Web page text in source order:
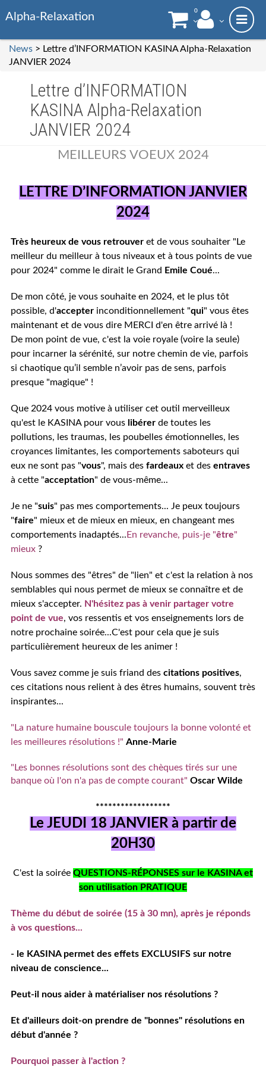
Alpha-Relaxation 0
News > Lettre d’INFORMATION KASINA Alpha-Relaxation
JANVIER 2024
Lettre d’INFORMATION
KASINA Alpha-Relaxation
JANVIER 2024
MEILLEURS VOEUX 2024
LETTRE D’INFORMATION JANVIER
2024
Très heureux de vous retrouver et de vous souhaiter "Le
meilleur du meilleur à tous niveaux et à tous points de vue
pour 2024" comme le dirait le Grand Emile Coué...
De mon côté, je vous souhaite en 2024, et le plus tôt
possible, d'accepter inconditionnellement "qui" vous êtes
maintenant et de vous dire MERCI d'en être arrivé là !
De mon point de vue, c'est la voie royale (voire la seule)
pour incarner la sérénité, sur notre chemin de vie, parfois
si chaotique qu’il semble n’avoir pas de sens, parfois
presque "magique" !
Que 2024 vous motive à utiliser cet outil merveilleux
qu'est le KASINA pour vous libérer de toutes les
pollutions, les traumas, les poubelles émotionnelles, les
croyances limitantes, les comportements saboteurs qui
eux ne sont pas "vous", mais des fardeaux et des entraves
à cette "acceptation" de vous-même...
Je ne "suis" pas mes comportements... Je peux toujours
"faire" mieux et de mieux en mieux, en changeant mes
comportements inadaptés... En revanche, puis-je "être"
mieux ?
Nous sommes des "êtres" de "lien" et c'est la relation à nos
semblables qui nous permet de mieux se connaître et de
mieux s'accepter. N'hésitez pas à venir partager votre
point de vue, vos ressentis et vos enseignements lors de
notre prochaine soirée...C'est pour cela que je suis
particulièrement heureux de les animer !
Vous savez comme je suis friand des citations positives,
ces citations nous relient à des êtres humains, souvent très
inspirantes...
"La nature humaine bouscule toujours la bonne volonté et
les meilleures résolutions !" Anne-Marie
"Les bonnes résolutions sont des chèques tirés sur une
banque où l'on n'a pas de compte courant" Oscar Wilde
******************
Le JEUDI 18 JANVIER à partir de
20H30
C'est la soirée QUESTIONS-RÉPONSES sur le KASINA et
son utilisation PRATIQUE
Thème du début de soirée (15 à 30 mn), après je réponds
à vos questions...
- le KASINA permet des effets EXCLUSIFS sur notre
niveau de conscience...
Peut-il nous aider à matérialiser nos résolutions ?
Et d'ailleurs doit-on prendre de "bonnes" résolutions en
début d'année ?
Pourquoi passer à l'action ?